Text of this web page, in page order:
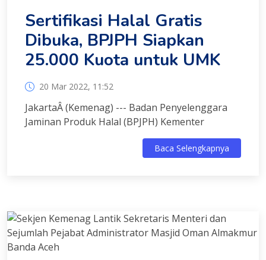
Sertifikasi Halal Gratis
Dibuka, BPJPH Siapkan
25.000 Kuota untuk UMK
20 Mar 2022, 11:52
JakartaÂ (Kemenag) --- Badan Penyelenggara
Jaminan Produk Halal (BPJPH) Kementer
Baca Selengkapnya